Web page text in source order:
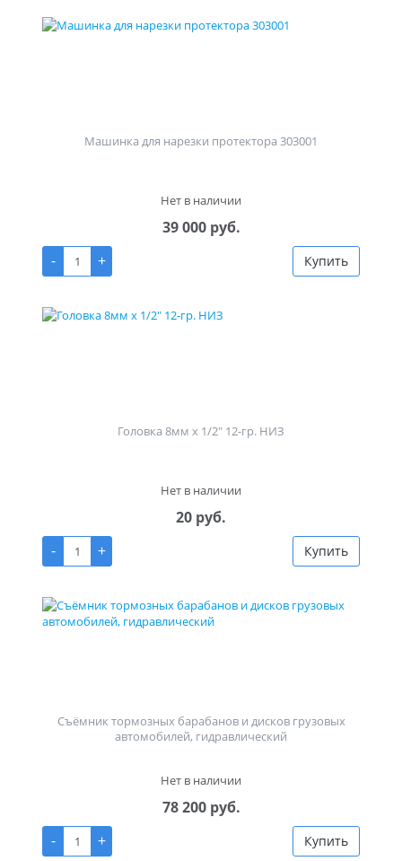
Машинка для нарезки протектора 303001
Нет в наличии
39 000 руб.
-
+ Купить
Головка 8мм х 1/2" 12-гр. НИЗ
Нет в наличии
20 руб.
-
+ Купить
Съёмник тормозных барабанов и дисков грузовых
автомобилей, гидравлический
Нет в наличии
78 200 руб.
-
+ Купить